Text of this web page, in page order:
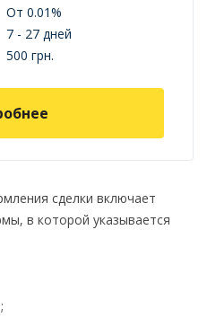
От 0.01%
7 - 27 дней
500 грн.
сделки включает
в которой указывается